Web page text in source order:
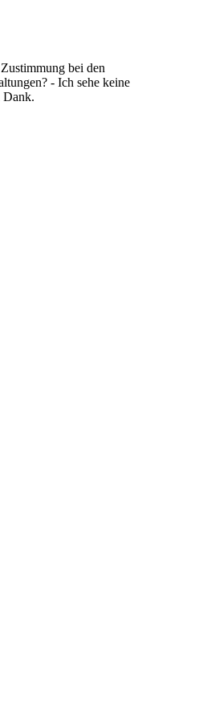
bei den
- Ich sehe keine
Dank.